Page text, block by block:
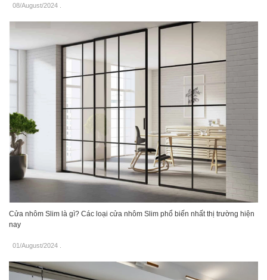
08/August/2024
Cửa nhôm Slim là gì? Các loại cửa nhôm Slim phổ biến nhất thị trường hiện
nay
01/August/2024